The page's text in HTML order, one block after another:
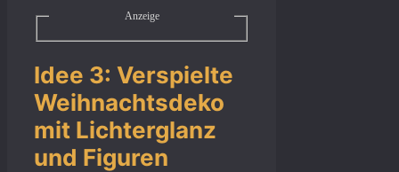
Anzeige
Idee 3: Verspielte
Weihnachtsdeko
mit Lichterglanz
und Figuren